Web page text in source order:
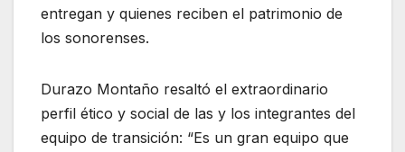
entregan y quienes reciben el patrimonio de
los sonorenses.
Durazo Montaño resaltó el extraordinario
perfil ético y social de las y los integrantes del
equipo de transición: “Es un gran equipo que